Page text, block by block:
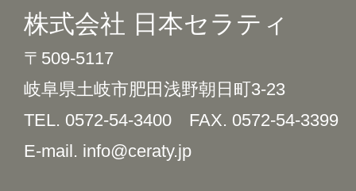
株式会社 日本セラティ
〒509-5117
岐阜県土岐市肥田浅野朝日町3-23
TEL. 0572-54-3400 FAX. 0572-54-3399
E-mail. info@ceraty.jp